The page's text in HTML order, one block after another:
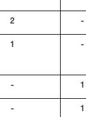
2 -
1 -
- 1
- 1